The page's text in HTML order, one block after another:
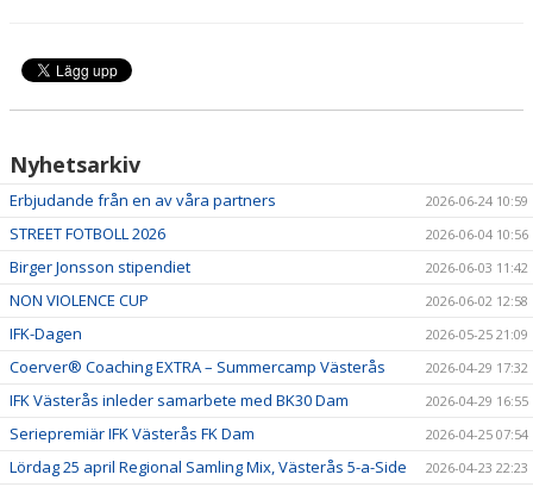
Nyhetsarkiv
Erbjudande från en av våra partners 2026-06-24 10:59
STREET FOTBOLL 2026 2026-06-04 10:56
Birger Jonsson stipendiet 2026-06-03 11:42
NON VIOLENCE CUP 2026-06-02 12:58
IFK-Dagen 2026-05-25 21:09
Coerver® Coaching EXTRA – Summercamp Västerås 2026-04-29 17:32
IFK Västerås inleder samarbete med BK30 Dam 2026-04-29 16:55
Seriepremiär IFK Västerås FK Dam 2026-04-25 07:54
Lördag 25 april Regional Samling Mix, Västerås 5-a-Side 2026-04-23 22:23